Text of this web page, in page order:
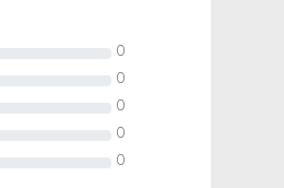
0
0
0
0
0